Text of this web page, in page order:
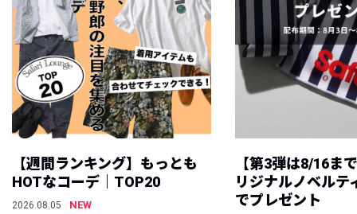
【週間ランキング】もっとも
HOTなコーデ｜TOP20
2026.08.05
NEW
【第3弾は8/16ま
リジナルノベルテ
でプレゼント